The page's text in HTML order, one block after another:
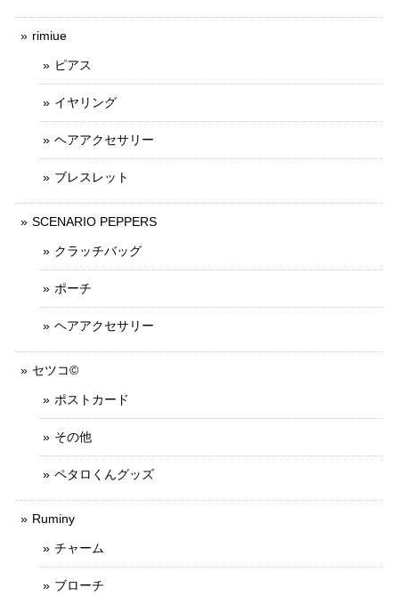
rimiue
ピアス
イヤリング
ヘアアクセサリー
ブレスレット
SCENARIO PEPPERS
クラッチバッグ
ポーチ
ヘアアクセサリー
セツコ©
ポストカード
その他
ペタロくんグッズ
Ruminy
チャーム
ブローチ